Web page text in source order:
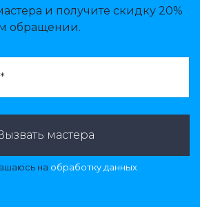
и получите скидку 20%
обращении.
мастера
на обработку данных